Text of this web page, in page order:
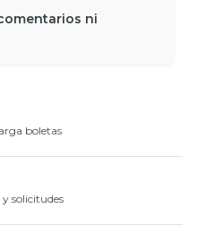
ni
boletas
solicitudes